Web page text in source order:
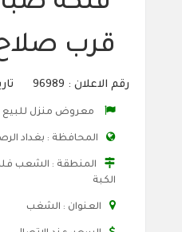
قرب صلاح
رقم الاعلان : 96989 تاريخ النشر : 09-06-2026
معروض منزل للبيع
المحافظة : بغداد
المنطقة : الشعب فلكة
الكبة
العنوان : الشغب